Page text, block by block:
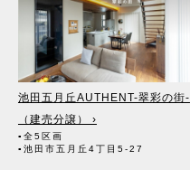
池田五月丘AUTHENT-翠彩の街-
（建売分譲） ›
▪全5区画
▪池田市五月丘4丁目5-27